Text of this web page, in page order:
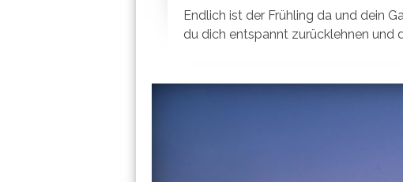
Endlich ist der Frühling da und dein
du dich entspannt zurücklehnen und